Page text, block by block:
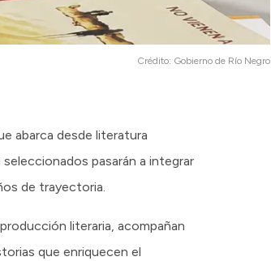
Crédito: Gobierno de Río Negro
abarca desde literatura
pasarán a integrar
de trayectoria.
literaria, acompañan
que enriquecen el